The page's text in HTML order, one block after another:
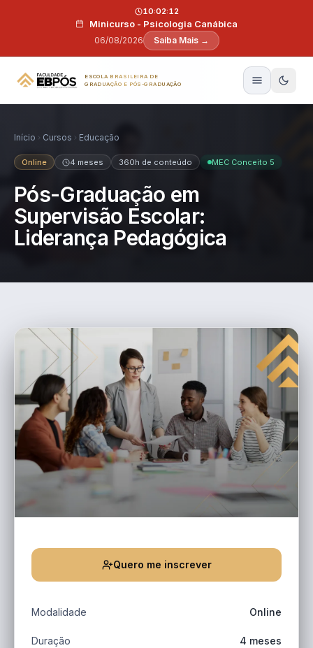
Minicurso - Psicologia Canábica
06/08/2026
10:02:11
Saiba Mais →
ESCOLA BRASILEIRA DE
GRADUAÇÃO E PÓS-GRADUAÇÃO
Início Cursos Educação
Online 4 meses 360h de conteúdo MEC Conceito 5
Pós-Graduação em
Supervisão Escolar:
Liderança Pedagógica
Quero me inscrever
Modalidade Online
Duração 4 meses